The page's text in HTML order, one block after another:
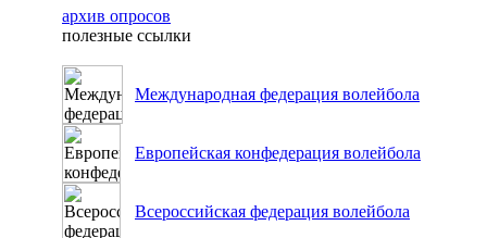
архив опросов
полезные ссылки
Международная федерация волейбола
Европейская конфедерация волейбола
Всероссийская федерация волейбола